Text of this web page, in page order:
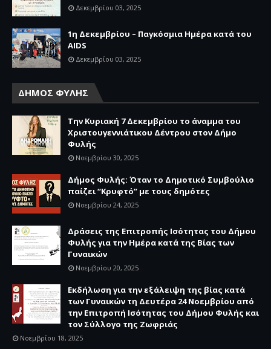
Δεκεμβρίου 03, 2025
1η Δεκεμβρίου – Παγκόσμια Ημέρα κατά του
AIDS
Δεκεμβρίου 03, 2025
ΔΗΜΟΣ ΦΥΛΗΣ
Την Κυριακή 7 Δεκεμβρίου το άναμμα του
Χριστουγεννιάτικου Δέντρου στον Δήμο
Φυλής
Νοεμβρίου 30, 2025
Δήμος Φυλής: Όταν το Δημοτικό Συμβούλιο
παίζει “Κρυφτό” με τους δημότες
Νοεμβρίου 24, 2025
Δράσεις της Επιτροπής Ισότητας του Δήμου
Φυλής για την Ημέρα κατά της Βίας των
Γυναικών
Νοεμβρίου 20, 2025
Εκδήλωση για την εξάλειψη της βίας κατά
των Γυναικών τη Δευτέρα 24 Νοεμβρίου από
την Επιτροπή Ισότητας του Δήμου Φυλής και
τον Σύλλογο της Ζωφριάς
Νοεμβρίου 18, 2025